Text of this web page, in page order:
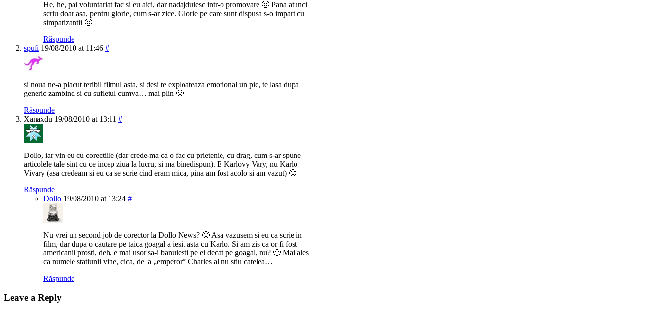
He, he, pai voluntariat fac si eu aici, dar nadajduiesc intr-o promovare 🙂 Pana atunci
scriu doar asa, pentru glorie, cum s-ar zice. Glorie pe care sunt dispusa s-o impart cu
simpatizantii 🙂
Răspunde
spufi 19/08/2010 at 11:46 #
si noua ne-a placut teribil filmul asta, si desi te exploateaza emotional un pic, te lasa dupa
generic zambind si cu sufletul cumva… mai plin 🙂
Răspunde
Xanaxdu 19/08/2010 at 13:11 #
Dollo, iar vin eu cu corectiile (dar crede-ma ca o fac cu prietenie, cu drag, cum s-ar spune –
articolele tale sint cu ce incep ziua la lucru, si ma binedispun). E Karlovy Vary, nu Karlo
Vivary (asa credeam si eu ca se scrie cind eram mica, pina am fost acolo si am vazut) 🙂
Răspunde
Dollo 19/08/2010 at 13:24 #
Nu vrei un second job de corector la Dollo News? 🙂 Asa vazusem si eu ca scrie in
film, dar dupa o cautare pe taica goagal a iesit asta cu Karlo. Si am zis ca or fi fost
americanii prosti, deh, e mai usor sa-i banuiesti pe ei decat pe goagal, nu? 🙂 Mai ales
ca numele statiunii vine, cica, de la „emperor” Charles al nu stiu catelea…
Răspunde
Leave a Reply